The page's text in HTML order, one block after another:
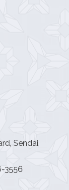
Sendai,
3556